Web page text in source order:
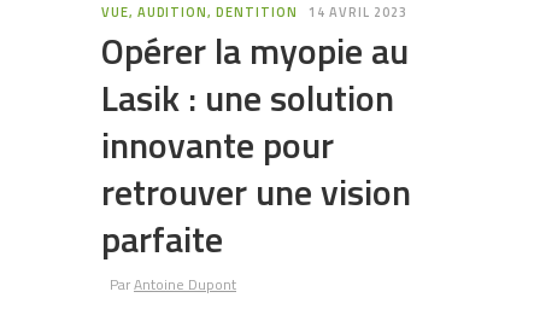
VUE, AUDITION, DENTITION 14 AVRIL 2023
Opérer la myopie au
Lasik : une solution
innovante pour
retrouver une vision
parfaite
ParAntoine Dupont